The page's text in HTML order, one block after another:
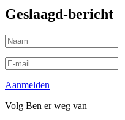
Geslaagd-bericht
Aanmelden
Volg Ben er weg van